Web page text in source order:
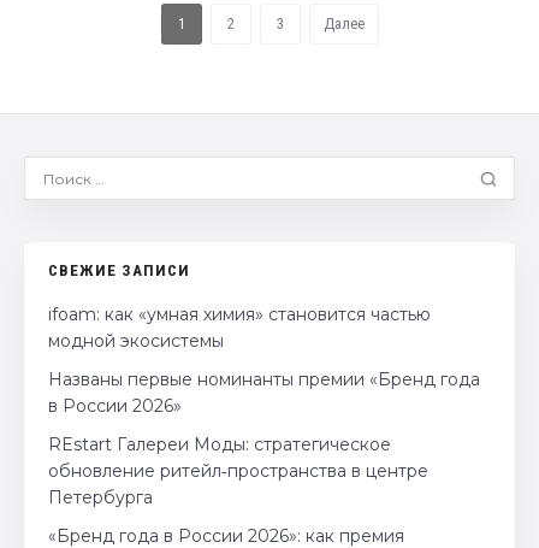
1 2 3 Далее
СВЕЖИЕ ЗАПИСИ
ifoam: как «умная химия» становится частью
модной экосистемы
Названы первые номинанты премии «Бренд года
в России 2026»
REstart Галереи Моды: стратегическое
обновление ритейл‑пространства в центре
Петербурга
«Бренд года в России 2026»: как премия